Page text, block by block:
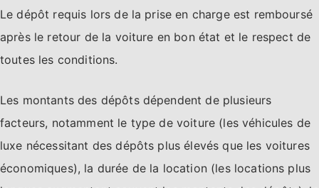
Le dépôt requis lors de la prise en charge est remboursé
après le retour de la voiture en bon état et le respect de
toutes les conditions.
Les montants des dépôts dépendent de plusieurs
facteurs, notamment le type de voiture (les véhicules de
luxe nécessitant des dépôts plus élevés que les voitures
économiques), la durée de la location (les locations plus